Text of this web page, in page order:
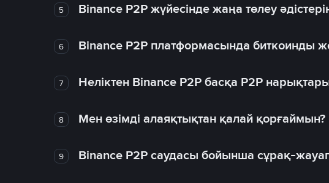
5 Binance P2P жүйесінде жаңа төлеу
6 Binance P2P платформасында биткоинды
7 Неліктен Binance P2P басқа P2P
8 Мен өзімді алаяқтықтан қалай
9 Binance P2P саудасы бойынша сұрақ-